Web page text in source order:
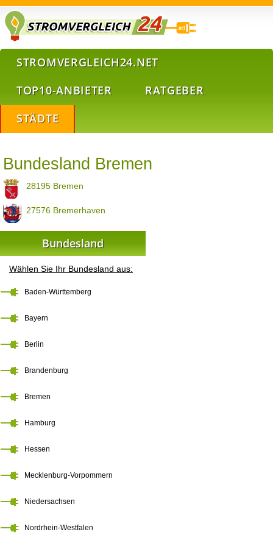
STROMVERGLEICH24.NET
TOP10-ANBIETER
RATGEBER
STÄDTE
Bundesland Bremen
28195 Bremen
27576 Bremerhaven
Bundesland
Wählen Sie Ihr Bundesland aus:
Baden-Württemberg
Bayern
Berlin
Brandenburg
Bremen
Hamburg
Hessen
Mecklenburg-Vorpommern
Niedersachsen
Nordrhein-Westfalen